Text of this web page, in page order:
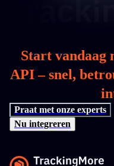
Start vandaag
API – snel,
Praat met onze experts
Nu integreren